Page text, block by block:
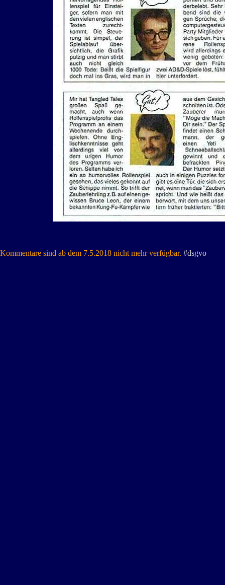
Kommentare sind ab dem 7.5.2018 nicht mehr verfügbar. #dsgvo